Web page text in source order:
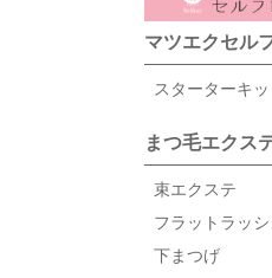
マツエクセル
スターターキッ
まつ毛エクス
束エクステ
フラットラッシ
下まつげ